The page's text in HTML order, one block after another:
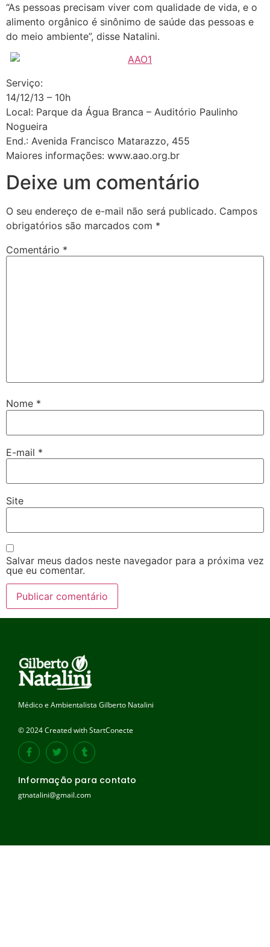
“As pessoas precisam viver com qualidade de vida, e o
alimento orgânico é sinônimo de saúde das pessoas e
do meio ambiente”, disse Natalini.
Serviço:
14/12/13 – 10h
Local: Parque da Água Branca – Auditório Paulinho
Nogueira
End.: Avenida Francisco Matarazzo, 455
Maiores informações: www.aao.org.br
Deixe um comentário
O seu endereço de e-mail não será publicado. Campos
obrigatórios são marcados com *
Comentário *
Nome *
E-mail *
Site
Salvar meus dados neste navegador para a próxima vez
que eu comentar.
Médico e Ambientalista Gilberto Natalini
© 2024 Created with StartConecte
Informação para contato
gtnatalini@gmail.com